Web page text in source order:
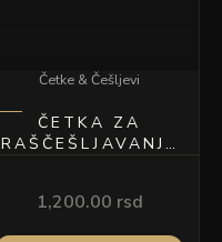
Četke & Češljevi
ČETKA ZA
RAŠČEŠLJAVANJE
1,200.00 rsd